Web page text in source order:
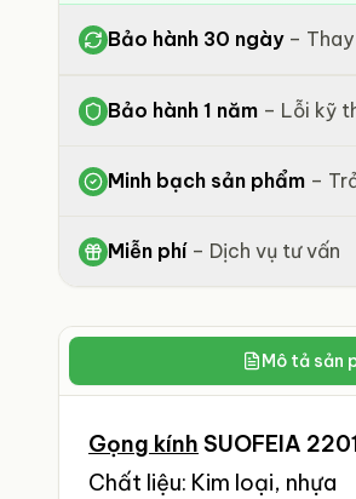
Bảo hành 30 ngày–
Bảo hành 1 năm – Lỗi kỹ
Minh bạch sản phẩm –
Miễn phí– Dịch vụ tư vấn
Mô tả sản
Gọng kính SUOFEIA
Chất liệu: Kim loại, nhựa